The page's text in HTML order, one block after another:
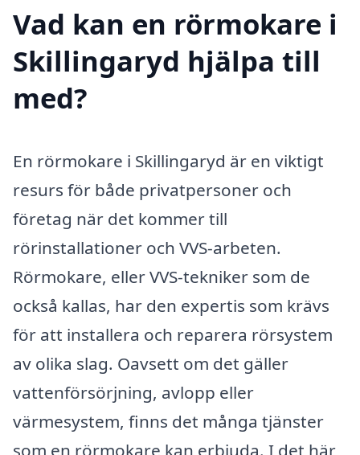
Vad kan en rörmokare i
Skillingaryd hjälpa till
med?
En rörmokare i Skillingaryd är en viktigt
resurs för både privatpersoner och
företag när det kommer till
rörinstallationer och VVS-arbeten.
Rörmokare, eller VVS-tekniker som de
också kallas, har den expertis som krävs
för att installera och reparera rörsystem
av olika slag. Oavsett om det gäller
vattenförsörjning, avlopp eller
värmesystem, finns det många tjänster
som en rörmokare kan erbjuda. I det här